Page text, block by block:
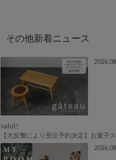
salut!
【大反響により受注予約決定】お菓子